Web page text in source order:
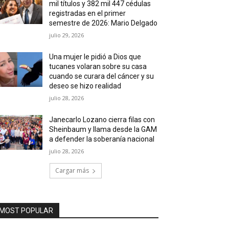
mil títulos y 382 mil 447 cédulas
registradas en el primer
semestre de 2026: Mario Delgado
julio 29, 2026
Una mujer le pidió a Dios que
tucanes volaran sobre su casa
cuando se curara del cáncer y su
deseo se hizo realidad
julio 28, 2026
Janecarlo Lozano cierra filas con
Sheinbaum y llama desde la GAM
a defender la soberanía nacional
julio 28, 2026
Cargar más
POPULAR